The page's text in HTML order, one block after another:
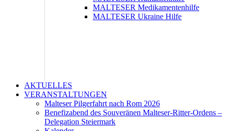
MALTESER Medikamentenhilfe
MALTESER Ukraine Hilfe
AKTUELLES
VERANSTALTUNGEN
Malteser Pilgerfahrt nach Rom 2026
Benefizabend des Souveränen Malteser-Ritter-Ordens –
Delegation Steiermark